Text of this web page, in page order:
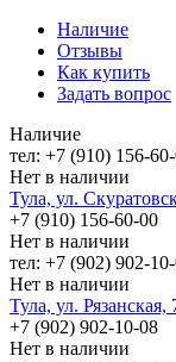
Наличие
Отзывы
Как купить
Задать вопрос
Наличие
тел: +7 (910) 156-
Нет в наличии
Тула, ул.
+7 (910) 156-60-00
Нет в наличии
тел: +7 (902) 902-
Нет в наличии
Тула, ул.
+7 (902) 902-10-08
Нет в наличии